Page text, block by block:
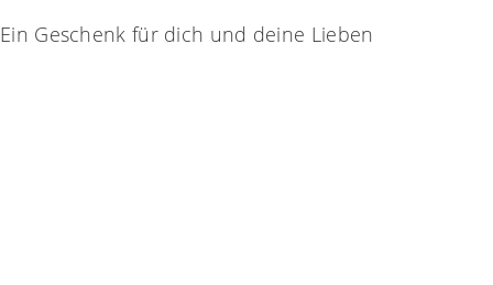
Ein Geschenk für dich und deine Lieben